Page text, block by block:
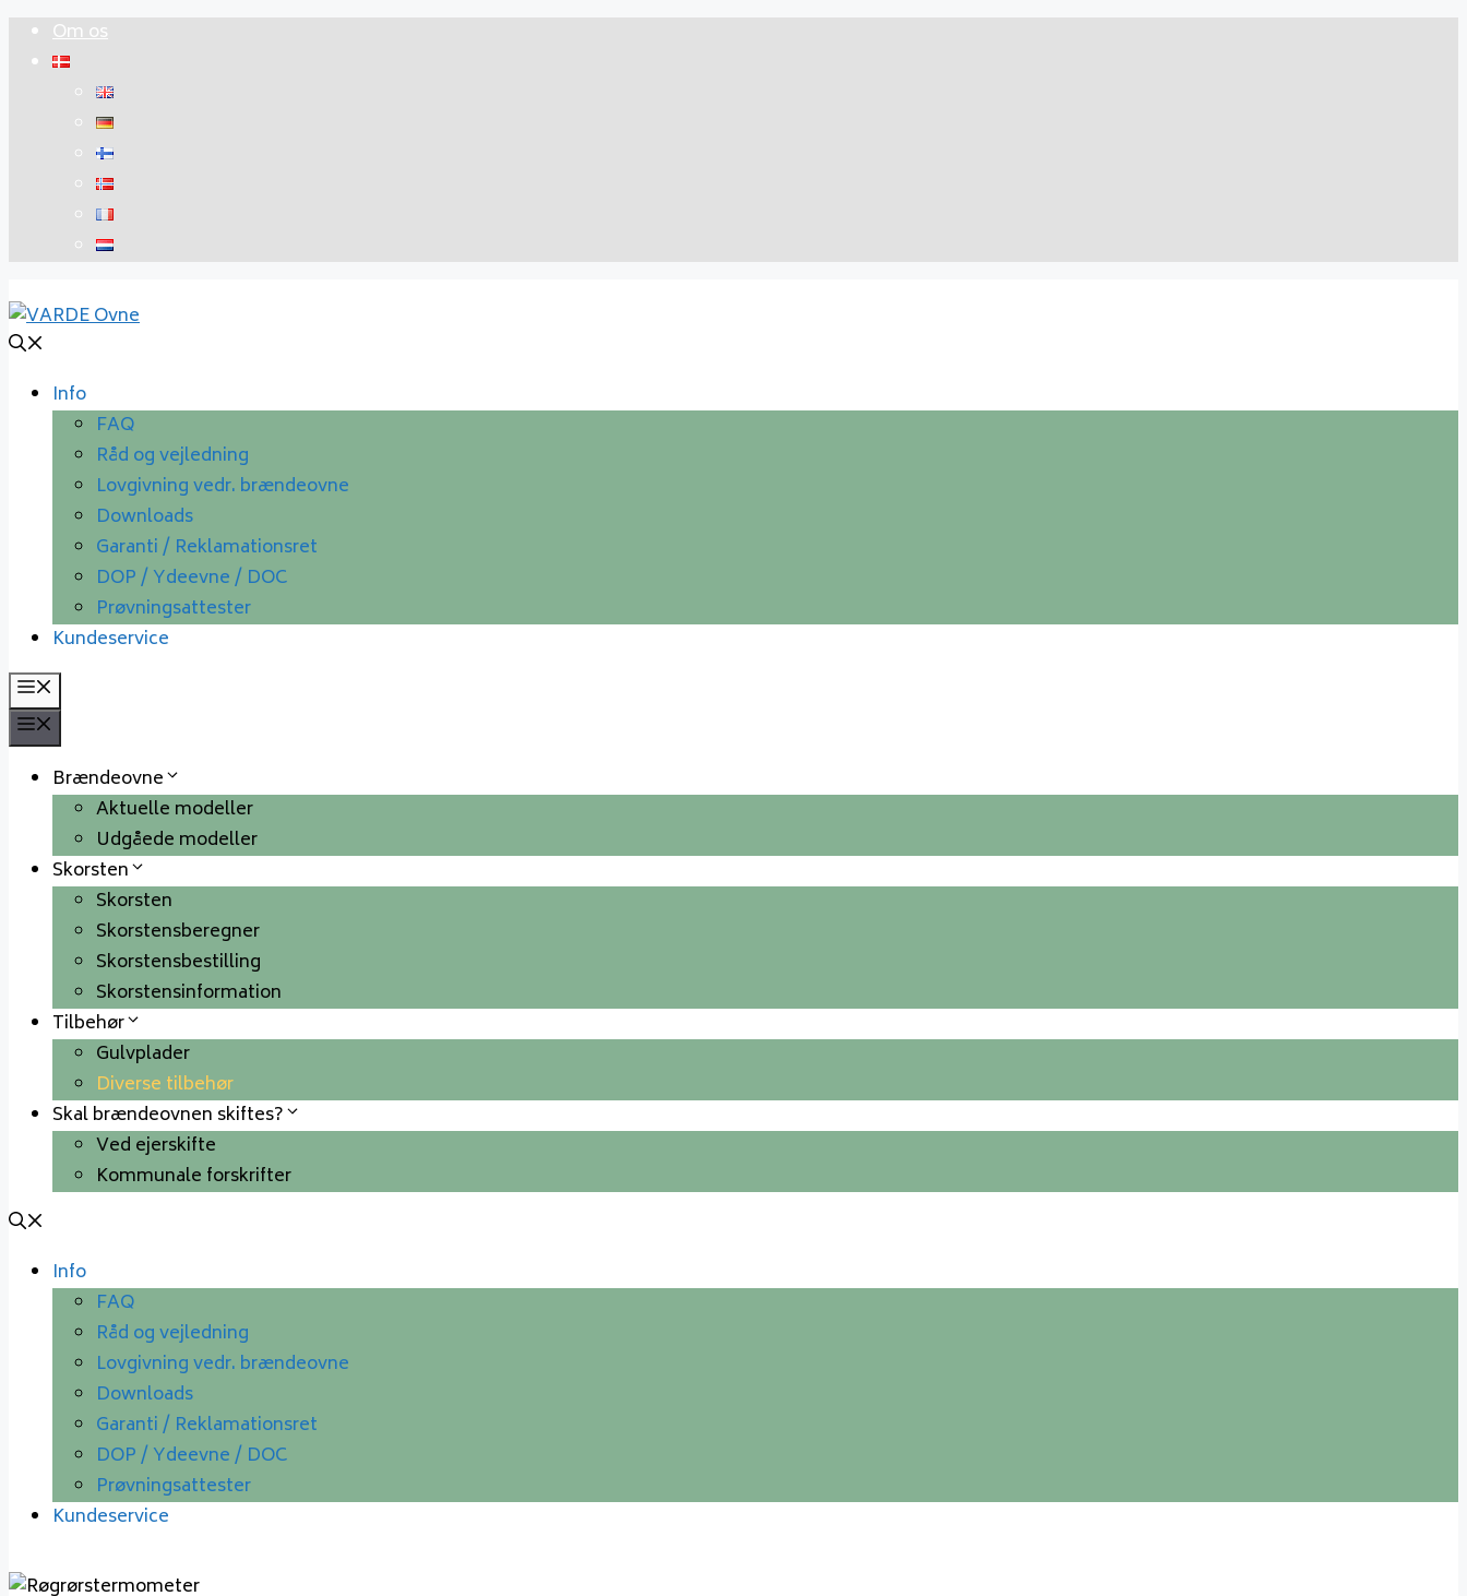
Hop Om os
Info
FAQ
Råd og vejledning
Lovgivning vedr. brændeovne
Downloads
Garanti / Reklamationsret
DOP / Ydeevne / DOC
Prøvningsattester
Kundeservice
Brændeovne
Aktuelle modeller
Udgåede modeller
Skorsten
Skorsten
Skorstensberegner
Skorstensbestilling
Skorstensinformation
Tilbehør
Gulvplader
Diverse tilbehør
Skal brændeovnen skiftes?
Ved ejerskifte
Kommunale forskrifter
Info
FAQ
Råd og vejledning
Lovgivning vedr. brændeovne
Downloads
Garanti / Reklamationsret
DOP / Ydeevne / DOC
Prøvningsattester
Kundeservice